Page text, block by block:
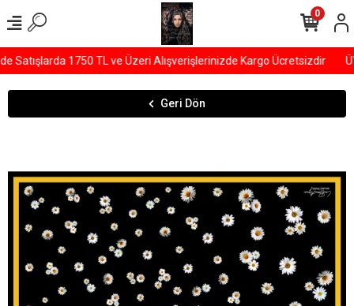
Satışlarda 1750 TL ve Üzeri Alışverişlerinizde Kargo Ücretsizdir
0
Geri Dön